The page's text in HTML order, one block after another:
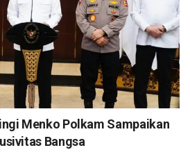
Menko Polkam Sampaikan
Bangsa